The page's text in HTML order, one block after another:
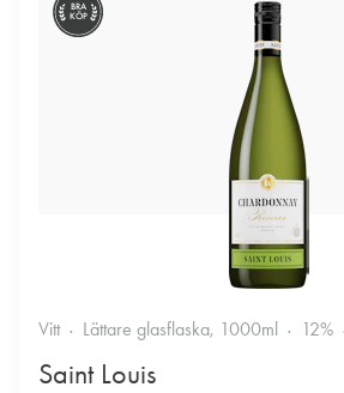
BRA
KÖP
Vitt Lättare glasflaska, 1000ml 12%
Saint Louis